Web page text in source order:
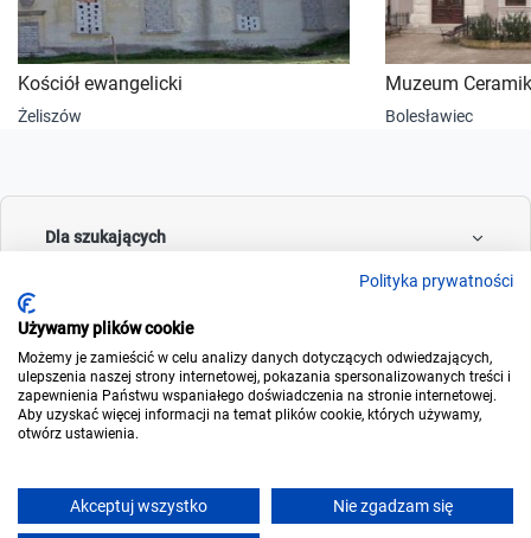
Kościół ewangelicki
Żeliszów
Muzeum
Bolesławiec
Dla szukających
Dla wynajmujących
Polityka prywatności
Używamy plików cookie
Możemy je zamieścić w celu analizy danych dotyczących odwiedzających,
ulepszenia naszej strony internetowej, pokazania spersonalizowanych treści i
zapewnienia Państwu wspaniałego doświadczenia na stronie internetowej.
Aby uzyskać więcej informacji na temat plików cookie, których używamy,
otwórz ustawienia.
Akceptuj wszystko Nie zgadzam się